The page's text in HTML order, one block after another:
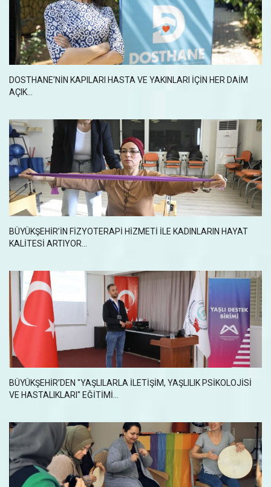
DOSTHANE’NİN KAPILARI HASTA VE YAKINLARI İÇİN HER DAİM
AÇIK...
BÜYÜKŞEHİR’İN FİZYOTERAPİ HİZMETİ İLE KADINLARIN HAYAT
KALİTESİ ARTIYOR...
BÜYÜKŞEHİR’DEN "YAŞLILARLA İLETİŞİM, YAŞLILIK PSİKOLOJİSİ
VE HASTALIKLARI" EĞİTİMİ...